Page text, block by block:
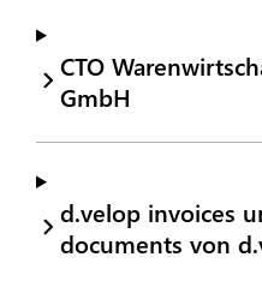
CTO
GmbH
d.velop invoices
documents von